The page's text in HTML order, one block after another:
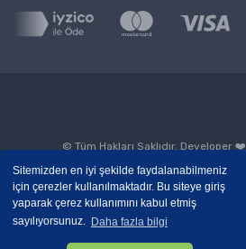
Sitemizden en iyi şekilde faydalanabilmeniz
için çerezler kullanılmaktadır. Bu siteye giriş
yaparak çerez kullanımını kabul etmiş
sayılıyorsunuz. Daha fazla bilgi
© Tüm Hakları Saklıdır. Developer ❤️
Blog Kurumsal